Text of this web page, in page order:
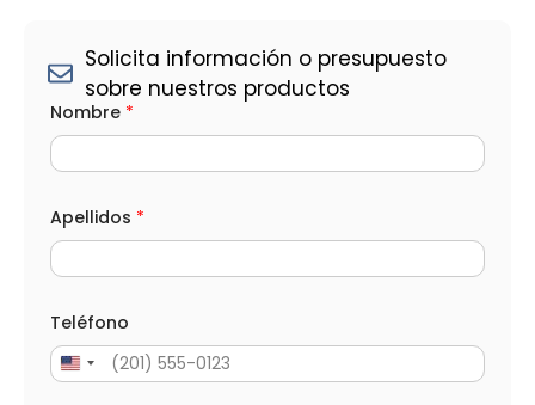
Solicita información o presupuesto
sobre nuestros productos
o
s
o
b
e
T
l
f
o
Nombre *
Apellidos *
Teléfono